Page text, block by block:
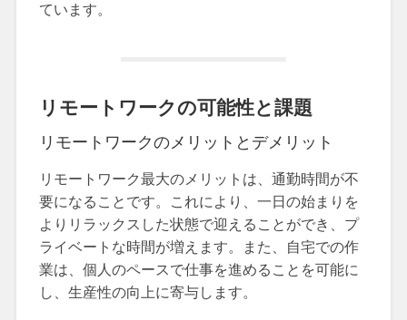
ています。
リモートワークの可能性と課題
リモートワークのメリットとデメリット
リモートワーク最大のメリットは、通勤時間が不
要になることです。これにより、一日の始まりを
よりリラックスした状態で迎えることができ、プ
ライベートな時間が増えます。また、自宅での作
業は、個人のペースで仕事を進めることを可能に
し、生産性の向上に寄与します。